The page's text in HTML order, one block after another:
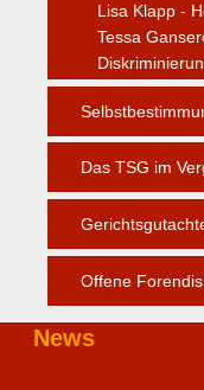
Lisa Klapp -
Tessa
Das TSG im
Offene
News